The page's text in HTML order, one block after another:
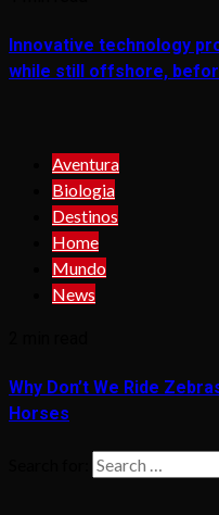
Innovative technology
while still offshore,
Aventura
Biologia
Destinos
Home
Mundo
News
Why Don’t We Ride
Horses